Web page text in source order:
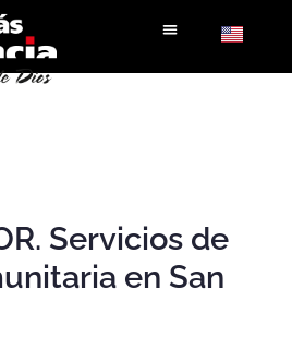
Servicios de
en San